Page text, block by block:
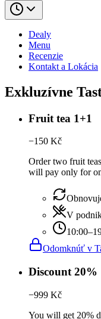
Dealy
Menu
Recenzie
Kontakt a Lokácia
Exkluzívne
Fruit tea 1+1
−150 Kč
Order two fruit
will pay only for
V
Odomknúť v
Discount 20%
−999 Kč
You will get 20%